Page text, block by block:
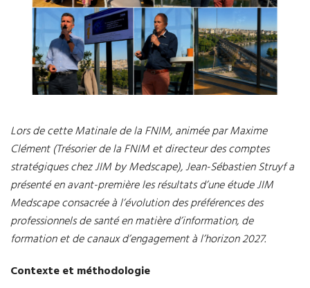
Lors de cette Matinale de la FNIM, animée par Maxime
Clément (Trésorier de la FNIM et directeur des comptes
stratégiques chez JIM by Medscape), Jean-Sébastien Struyf a
présenté en avant-première les résultats d’une étude JIM
Medscape consacrée à l’évolution des préférences des
professionnels de santé en matière d’information, de
formation et de canaux d’engagement à l’horizon 2027.
Contexte et méthodologie